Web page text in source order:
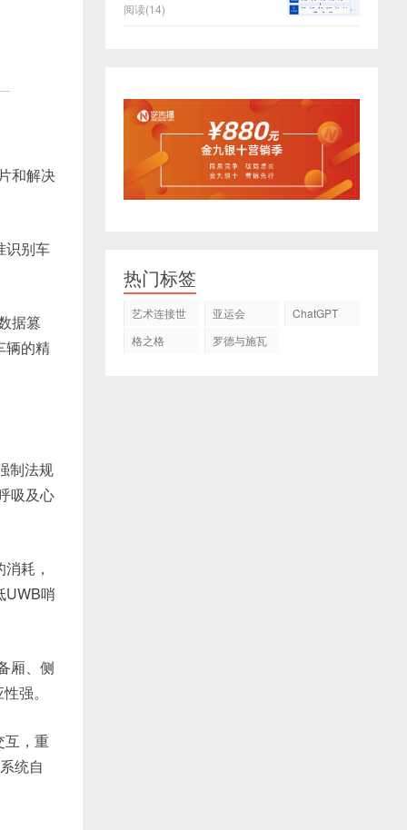
和解决
识别车
据篡
辆的精
制法规
吸及心
耗，
UWB哨
厢、侧
强。
互，重
统自
阅读(14)
热门标签
艺术连接世
亚运会
ChatGPT
格之格
罗德与施瓦